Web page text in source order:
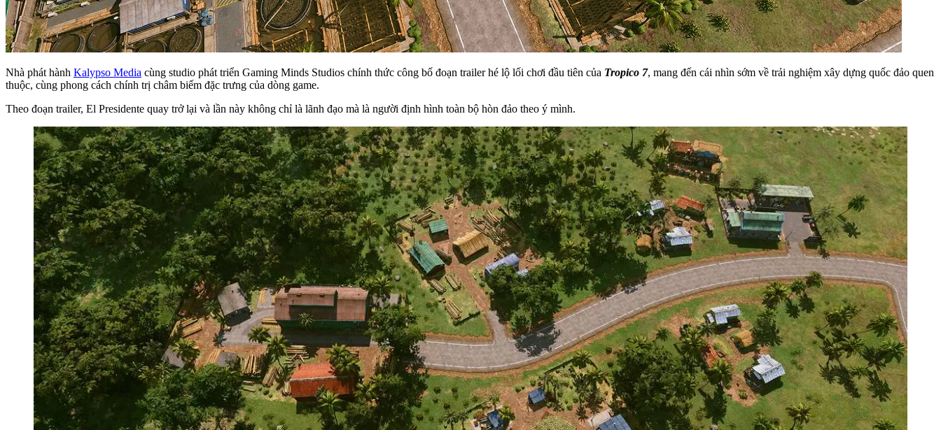
Nhà phát hành Kalypso Media cùng studio phát triển Gaming Minds Studios chính thức công bố đoạn trailer hé lộ lối chơi đầu tiên của Tropico 7, mang đến cái nhìn sớm về trải nghiệm xây dựng quốc đảo quen
thuộc, cùng phong cách chính trị châm biếm đặc trưng của dòng game.
Theo đoạn trailer, El Presidente quay trở lại và lần này không chỉ là lãnh đạo mà là người định hình toàn bộ hòn đảo theo ý mình.